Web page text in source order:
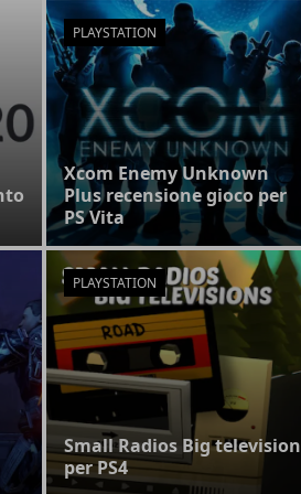
PLAYSTATION
Xcom Enemy Unknown
Plus recensione gioco per
PS Vita
PLAYSTATION
Small Radios Big television
per PS4